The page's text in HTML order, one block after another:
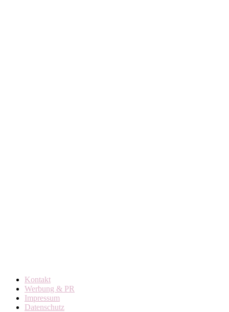
Kontakt
Werbung & PR
Impressum
Datenschutz